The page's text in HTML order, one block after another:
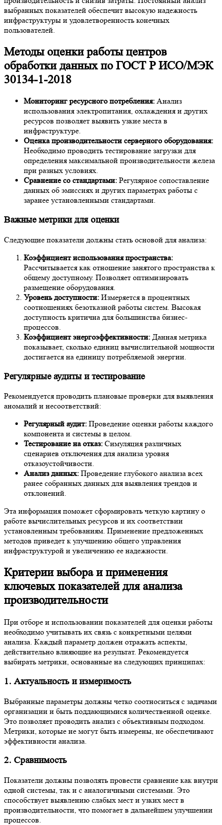
выбранных показателей обеспечит высокую надежность
инфраструктуры и удовлетворенность конечных
пользователей.
Методы оценки работы центров
обработки данных по ГОСТ Р ИСО/МЭК
30134-1-2018
Мониторинг ресурсного потребления: Анализ
использования электропитания, охлаждения и других
ресурсов позволяет выявить узкие места в
инфраструктуре.
Оценка производительности серверного оборудования:
Необходимо проводить тестирование загрузки для
определения максимальной производительности железа
при разных условиях.
Сравнение со стандартами: Регулярное сопоставление
данных об эмиссиях и других параметрах работы с
заранее установленными стандартами.
Важные метрики для оценки
Следующие показатели должны стать основой для анализа:
Коэффициент использования пространства:
Рассчитывается как отношение занятого пространства к
общему доступному. Позволяет оптимизировать
размещение оборудования.
Уровень доступности: Измеряется в процентных
соотношениях безотказной работы систем. Высокая
доступность критична для большинства бизнес-
процессов.
Коэффициент энергоэффективности: Данная метрика
показывает, сколько единиц вычислительной мощности
достигается на единицу потребляемой энергии.
Регулярные аудиты и тестирование
Рекомендуется проводить плановые проверки для выявления
аномалий и несоответствий:
Регулярный аудит: Проведение оценки работы каждого
компонента и системы в целом.
Тестирование на отказ: Симуляция различных
сценариев отключения для анализа уровня
отказоустойчивости.
Анализ данных: Проведение глубокого анализа всех
ранее собранных данных для выявления трендов и
отклонений.
Эта информация поможет сформировать четкую картину о
работе вычислительных ресурсов и их соответствии
установленным требованиям. Применение предложенных
методов приведет к улучшению общего управления
инфраструктурой и увеличению ее надежности.
Критерии выбора и применения
ключевых показателей для анализа
производительности
При отборе и использовании показателей для оценки работы
необходимо учитывать их связь с конкретными целями
анализа. Каждый параметр должен отражать аспекты,
действительно влияющие на результат. Рекомендуется
выбирать метрики, основанные на следующих принципах:
1. Актуальность и измеримость
Выбранные параметры должны четко соотноситься с задачами
организации и быть поддающимися количественной оценке.
Это позволяет проводить анализ с объективным подходом.
Метрики, которые не могут быть измерены, не обеспечивают
эффективности анализа.
2. Сравнимость
Показатели должны позволять провести сравнение как внутри
одной системы, так и с аналогичными системами. Это
способствует выявлению слабых мест и узких мест в
производительности, что помогает в дальнейшем улучшении
процессов.